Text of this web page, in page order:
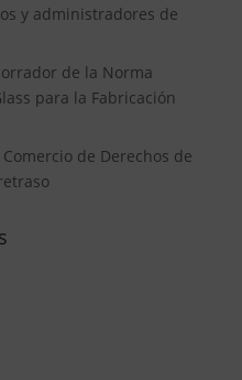
y administradores de
de la Norma
para la Fabricación
de Derechos de